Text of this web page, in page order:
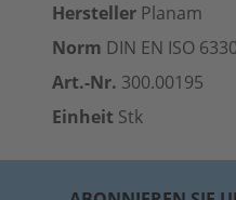
Hersteller Planam
Norm DIN EN ISO 6330
Art.-Nr. 300.00195
Einheit Stk